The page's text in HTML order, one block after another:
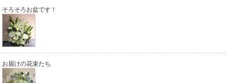
そろそろお盆です！
お届けの花束たち